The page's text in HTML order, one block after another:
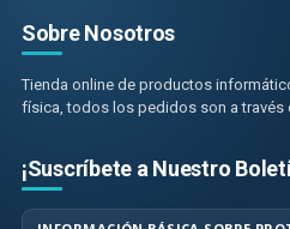
Sobre Nosotros
Tienda online de productos
física, todos los pedidos son a través
¡Suscríbete a Nuestro